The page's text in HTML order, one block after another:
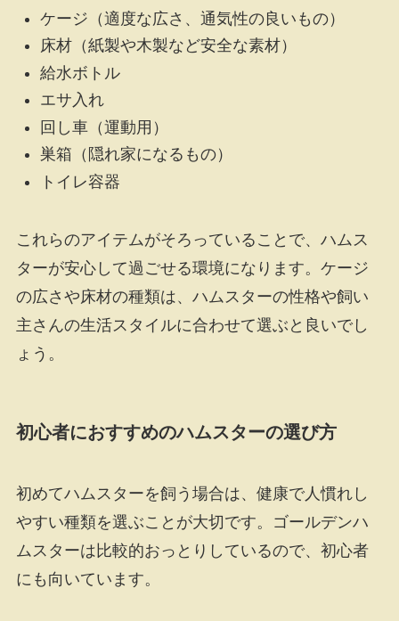
ケージ（適度な広さ、通気性の良いもの）
床材（紙製や木製など安全な素材）
給水ボトル
エサ入れ
回し車（運動用）
巣箱（隠れ家になるもの）
トイレ容器
これらのアイテムがそろっていることで、ハムス
ターが安心して過ごせる環境になります。ケージ
の広さや床材の種類は、ハムスターの性格や飼い
主さんの生活スタイルに合わせて選ぶと良いでし
ょう。
初心者におすすめのハムスターの選び方
初めてハムスターを飼う場合は、健康で人慣れし
やすい種類を選ぶことが大切です。ゴールデンハ
ムスターは比較的おっとりしているので、初心者
にも向いています。